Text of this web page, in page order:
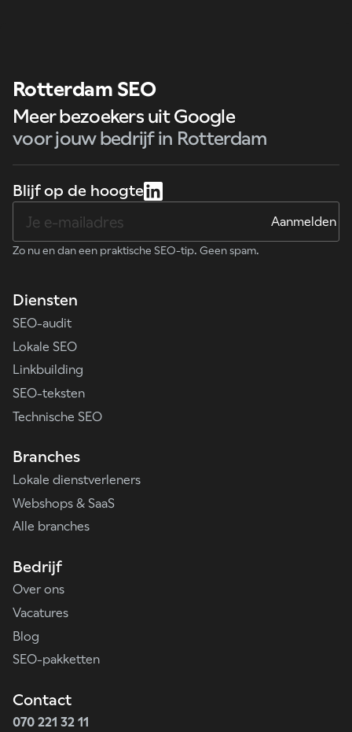
Rotterdam SEO
Meer bezoekers uit Google
voor jouw bedrijf in Rotterdam
Blijf op de hoogte
Zo nu en dan een praktische SEO-tip. Geen spam.
Diensten
SEO-audit
Lokale SEO
Linkbuilding
SEO-teksten
Technische SEO
Branches
Lokale dienstverleners
Webshops & SaaS
Alle branches
Bedrijf
Over ons
Vacatures
Blog
SEO-pakketten
Contact
070 221 32 11